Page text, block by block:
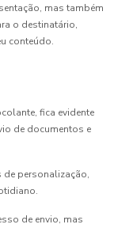
mas também
o destinatário,
conteúdo.
fica evidente
de documentos e
de personalização,
de envio, mas